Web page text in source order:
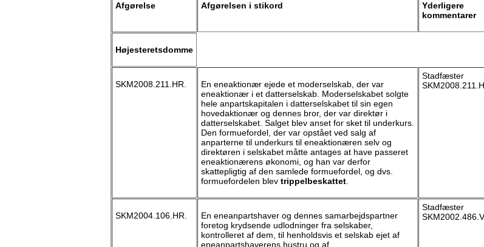
Afgørelse Afgørelsen i stikord
Yderligere
kommentarer
Højesteretsdomme
SKM2008.211.HR.
En eneaktionær ejede et moderselskab, der var
eneaktionær i et datterselskab. Moderselskabet solgte
hele anpartskapitalen i datterselskabet til sin egen
hovedaktionær og dennes bror, der var direktør i
datterselskabet. Salget blev anset for sket til underkurs.
Den formuefordel, der var opstået ved salg af
anparterne til underkurs til eneaktionæren selv og
direktøren i selskabet måtte antages at have passeret
eneaktionærens økonomi, og han var derfor
skattepligtig af den samlede formuefordel, og dvs.
formuefordelen blev trippelbeskattet
Stadfæster
SKM2004.106.HR.
En eneanpartshaver og dennes samarbejdspartner
foretog krydsende udlodninger fra selskaber,
kontrolleret af dem, til henholdsvis et selskab ejet af
eneanpartshaverens hustru og af
Stadfæster